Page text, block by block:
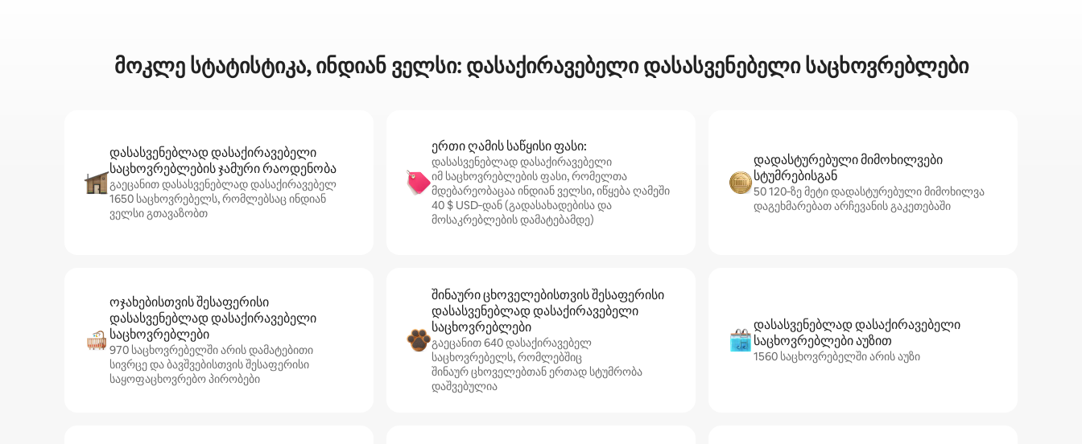
მოკლე სტატისტიკა, ინდიან ველსი: დასაქირავებელი დასასვენებელი საცხოვრებლები
დასასვენებლად დასაქირავებელი
საცხოვრებლების ჯამური რაოდენობა
გაეცანით დასასვენებლად დასაქირავებელ
1650 საცხოვრებელს, რომლებსაც ინდიან
ველსი გთავაზობთ
ერთი ღამის საწყისი ფასი:
დასასვენებლად დასაქირავებელი
იმ საცხოვრებლების ფასი, რომელთა
მდებარეობაცაა ინდიან ველსი, იწყება ღამეში
40 $ USD‑დან (გადასახადებისა და
მოსაკრებლების დამატებამდე)
დადასტურებული მიმოხილვები
სტუმრებისგან
50 120‑ზე მეტი დადასტურებული მიმოხილვა
დაგეხმარებათ არჩევანის გაკეთებაში
ოჯახებისთვის შესაფერისი
დასასვენებლად დასაქირავებელი
საცხოვრებლები
970 საცხოვრებელში არის დამატებითი
სივრცე და ბავშვებისთვის შესაფერისი
საყოფაცხოვრებო პირობები
შინაური ცხოველებისთვის შესაფერისი
დასასვენებლად დასაქირავებელი
საცხოვრებლები
გაეცანით 640 დასაქირავებელ
საცხოვრებელს, რომლებშიც
შინაურ ცხოველებთან ერთად სტუმრობა
დაშვებულია
დასასვენებლად დასაქირავებელი
საცხოვრებლები აუზით
1560 საცხოვრებელში არის აუზი